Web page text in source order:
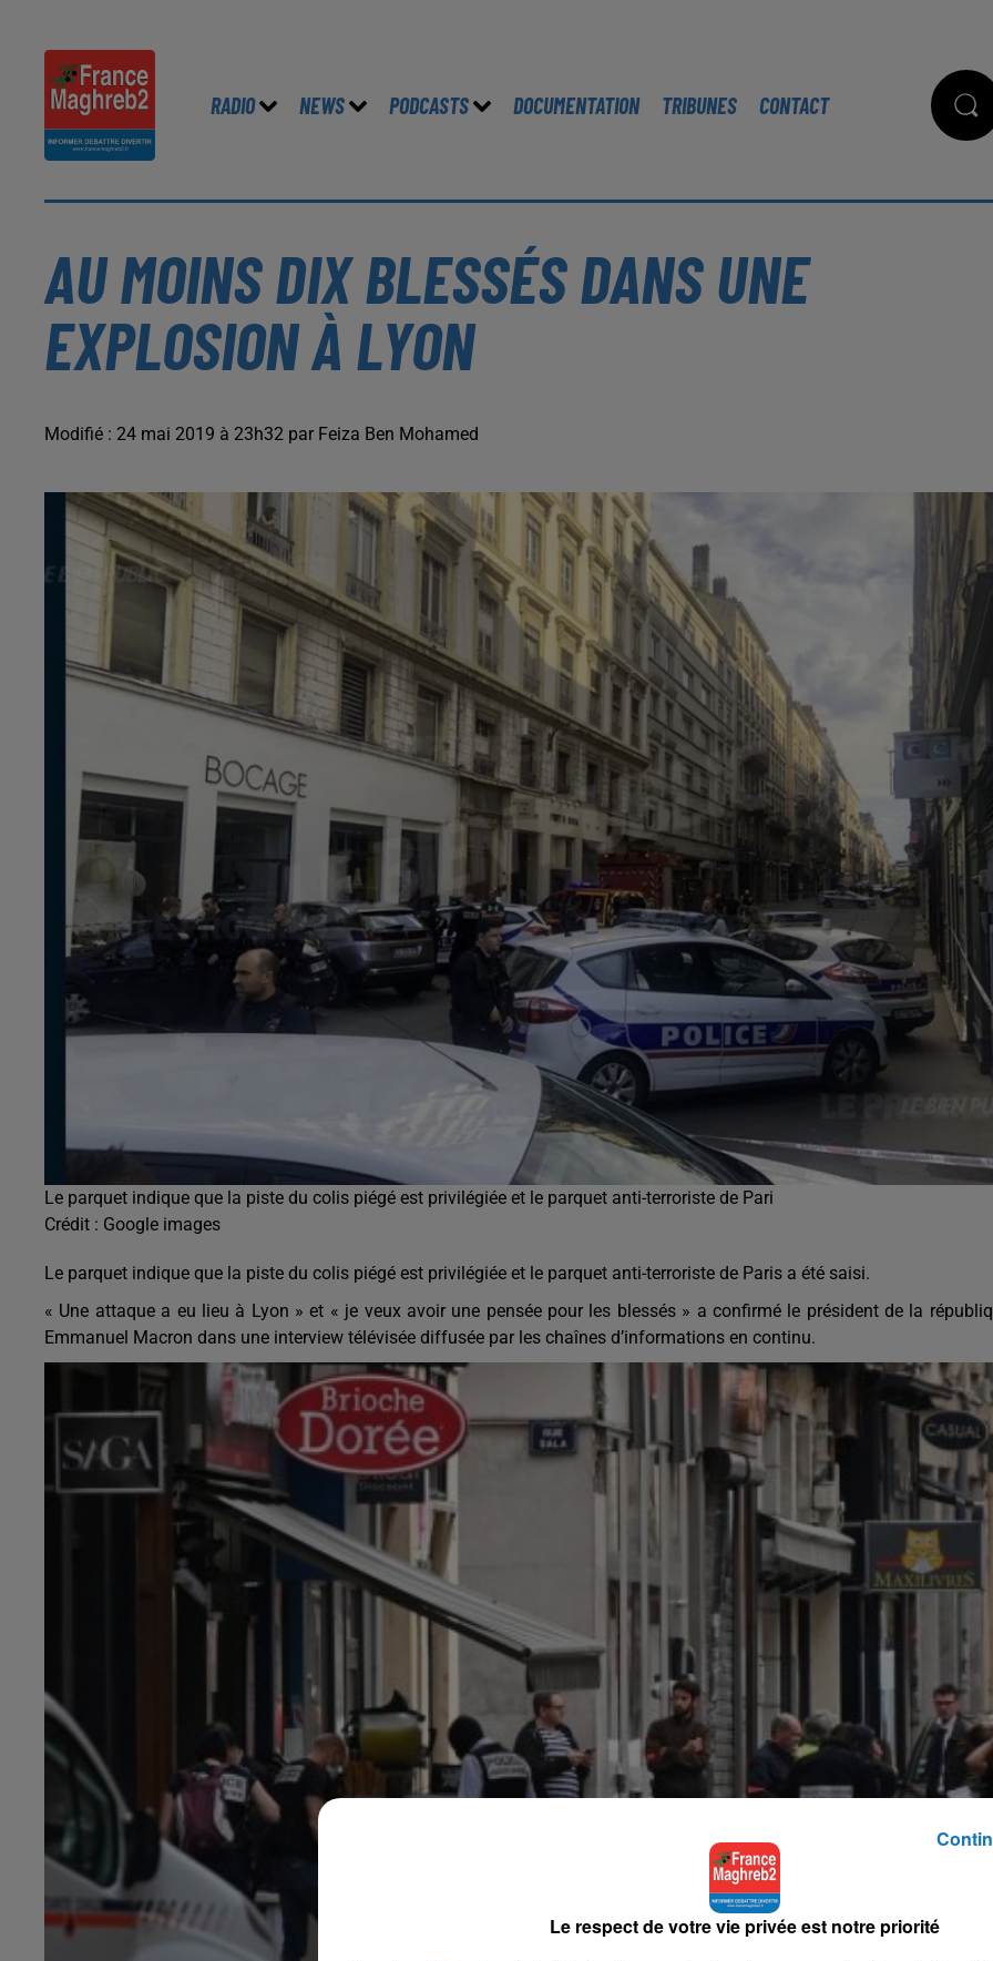
RADIO NEWS PODCASTS DOCUMENTATION TRIBUNES CONTACT
AU MOINS DIX BLESSÉS DANS UNE
EXPLOSION À LYON
Modifié : 24 mai 2019 à 23h32 par Feiza Ben Mohamed
Le parquet indique que la piste du colis piégé est privilégiée et le parquet anti-terroriste de Pari
Crédit : Google images
Le parquet indique que la piste du colis piégé est privilégiée et le parquet anti-terroriste de Paris a été saisi.
« Une attaque a eu lieu à Lyon » et « je veux avoir une pensée pour les blessés » a confirmé le président de la
Emmanuel Macron dans une interview télévisée diffusée par les chaînes d’informations en continu.
Le respect de votre vie privée est notre priorité